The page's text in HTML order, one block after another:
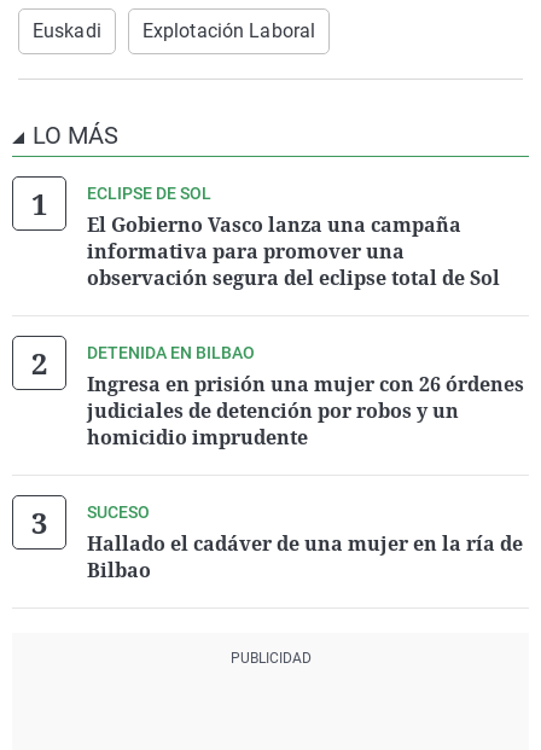
Euskadi Explotación Laboral
LO MÁS
ECLIPSE DE SOL
El Gobierno Vasco lanza una campaña
informativa para promover una
observación segura del eclipse total de Sol
DETENIDA EN BILBAO
Ingresa en prisión una mujer con 26 órdenes
judiciales de detención por robos y un
homicidio imprudente
SUCESO
Hallado el cadáver de una mujer en la ría de
Bilbao